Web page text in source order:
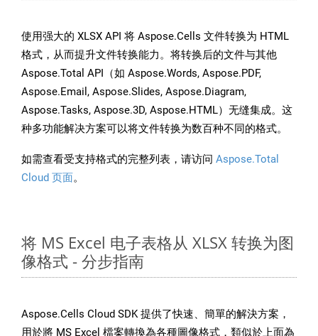
使用强大的 XLSX API 将 Aspose.Cells 文件转换为 HTML
格式，从而提升文件转换能力。将转换后的文件与其他
Aspose.Total API（如 Aspose.Words, Aspose.PDF,
Aspose.Email, Aspose.Slides, Aspose.Diagram,
Aspose.Tasks, Aspose.3D, Aspose.HTML）无缝集成。这
种多功能解决方案可以将文件转换为数百种不同的格式。
如需查看受支持格式的完整列表，请访问 Aspose.Total
Cloud 页面。
将 MS Excel 电子表格从 XLSX 转换为图
像格式 - 分步指南
Aspose.Cells Cloud SDK 提供了快速、簡單的解決方案，
用於將 MS Excel 檔案轉換為各種圖像格式，類似於上面為